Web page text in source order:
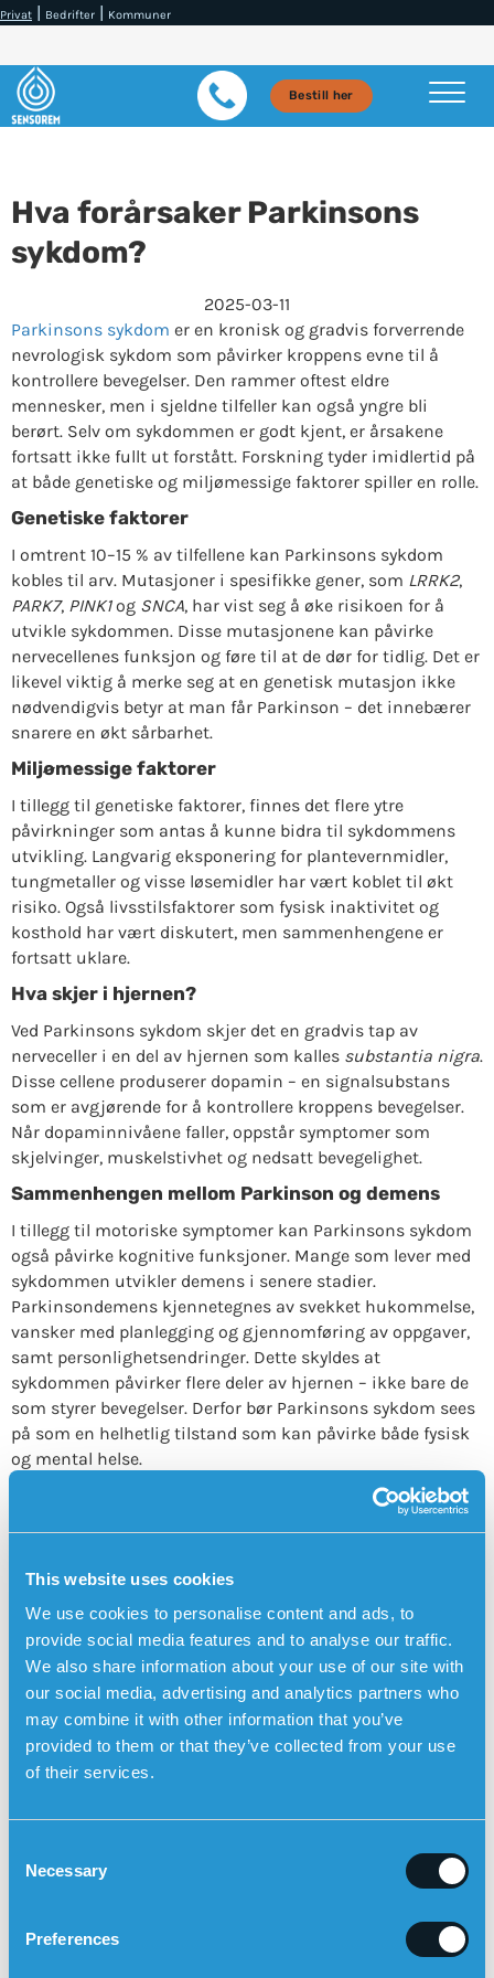
This website uses cookies
We use cookies to personalise content and ads, to
provide social media features and to analyse our traffic.
We also share information about your use of our site with
our social media, advertising and analytics partners who
may combine it with other information that you’ve
provided to them or that they’ve collected from your use
of their services.
Necessary
Preferences
Privat | Bedrifter | Kommuner
Bestill her
Hva forårsaker Parkinsons
sykdom?
2025-03-11
Parkinsons sykdom er en kronisk og gradvis forverrende
nevrologisk sykdom som påvirker kroppens evne til å
kontrollere bevegelser. Den rammer oftest eldre
mennesker, men i sjeldne tilfeller kan også yngre bli
berørt. Selv om sykdommen er godt kjent, er årsakene
fortsatt ikke fullt ut forstått. Forskning tyder imidlertid på
at både genetiske og miljømessige faktorer spiller en rolle.
Genetiske faktorer
I omtrent 10–15 % av tilfellene kan Parkinsons sykdom
kobles til arv. Mutasjoner i spesifikke gener, som LRRK2,
PARK7, PINK1og SNCA, har vist seg å øke risikoen for å
utvikle sykdommen. Disse mutasjonene kan påvirke
nervecellenes funksjon og føre til at de dør for tidlig. Det er
likevel viktig å merke seg at en genetisk mutasjon ikke
nødvendigvis betyr at man får Parkinson – det innebærer
snarere en økt sårbarhet.
Miljømessige faktorer
I tillegg til genetiske faktorer, finnes det flere ytre
påvirkninger som antas å kunne bidra til sykdommens
utvikling. Langvarig eksponering for plantevernmidler,
tungmetaller og visse løsemidler har vært koblet til økt
risiko. Også livsstilsfaktorer som fysisk inaktivitet og
kosthold har vært diskutert, men sammenhengene er
fortsatt uklare.
Hva skjer i hjernen?
Ved Parkinsons sykdom skjer det en gradvis tap av
nerveceller i en del av hjernen som kalles substantia nigra.
Disse cellene produserer dopamin – en signalsubstans
som er avgjørende for å kontrollere kroppens bevegelser.
Når dopaminnivåene faller, oppstår symptomer som
skjelvinger, muskelstivhet og nedsatt bevegelighet.
Sammenhengen mellom Parkinson og demens
I tillegg til motoriske symptomer kan Parkinsons sykdom
også påvirke kognitive funksjoner. Mange som lever med
sykdommen utvikler demens i senere stadier.
Parkinsondemens kjennetegnes av svekket hukommelse,
vansker med planlegging og gjennomføring av oppgaver,
samt personlighetsendringer. Dette skyldes at
sykdommen påvirker flere deler av hjernen – ikke bare de
som styrer bevegelser. Derfor bør Parkinsons sykdom sees
på som en helhetlig tilstand som kan påvirke både fysisk
og mental helse.
posisjonering, medisinpåminnelser og automatisk
Sensoremstrygghetsalarmer et eksempel på et teknisk
hjelpemiddel spesielt utviklet for personer med demens.
Trygghetsalarmen fungerer utendørs og har innebygget
GPS-posisjonering slik at pårørende kan se brukerens
posisjon på kart i Sensorem-appen. Pårørende blir
automatisk oppringt av trygghetsalarmen (toveis
kommunikasjon) dersom brukeren forlater et
forhåndsbestemt geografisk område. Trygghetsalarmen
har ogsåmedisinpåminnelser
automatisk ved fall
med den innebygde fallsensoren.